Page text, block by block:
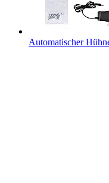
Automatischer